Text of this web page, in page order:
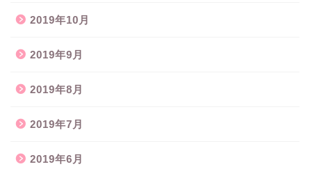
2019年10月
2019年9月
2019年8月
2019年7月
2019年6月